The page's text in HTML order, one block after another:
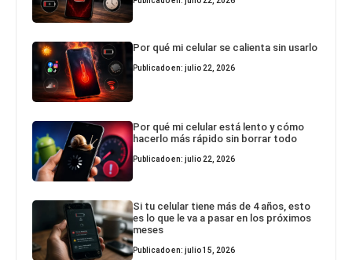
Por qué mi celular se calienta sin usarlo
Publicado en: julio 22, 2026
Por qué mi celular está lento y cómo
hacerlo más rápido sin borrar todo
Publicado en: julio 22, 2026
Si tu celular tiene más de 4 años, esto
es lo que le va a pasar en los próximos
meses
Publicado en: julio 15, 2026